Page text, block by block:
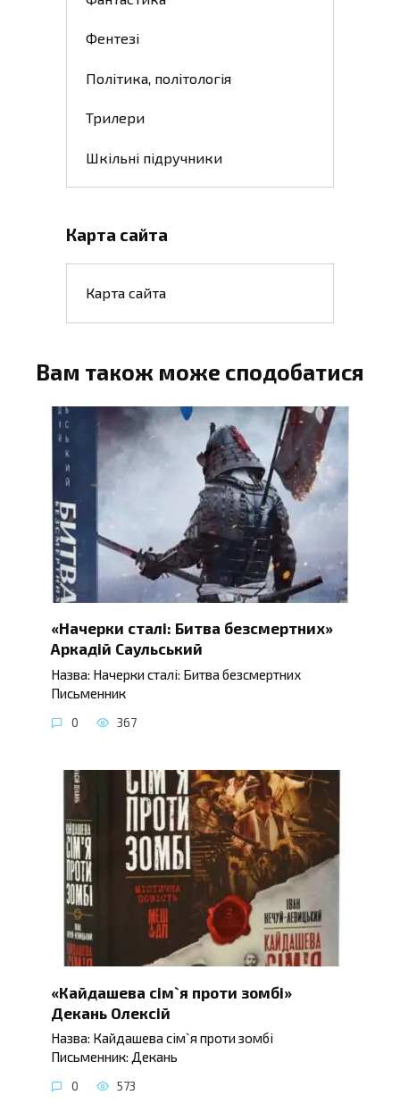
Фентезі
Політика, політологія
Трилери
Шкільні підручники
Карта сайта
Карта сайта
Вам також може сподобатися
«Начерки сталі: Битва безсмертних»
Аркадій Саульський
Назва: Начерки сталі: Битва безсмертних
Письменник
0 367
«Кайдашева сім`я проти зомбі»
Декань Олексій
Назва: Кайдашева сім`я проти зомбі
Письменник: Декань
0 573